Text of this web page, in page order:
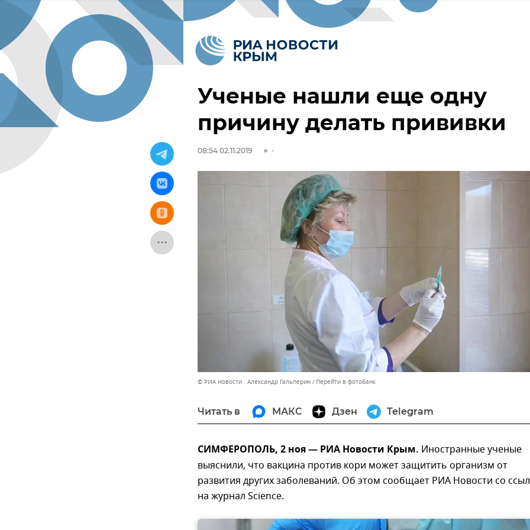
Ученые нашли еще одну
причину делать прививки
08:54 02.11.2019
© РИА Новости . Александр Гальперин Перейти в фотобанк
Читать в МАКС Дзен Telegram
СИМФЕРОПОЛЬ, 2 ноя — РИА Новости Крым. Иностранные ученые
выяснили, что вакцина против кори может защитить организм от
развития других заболеваний. Об этом сообщает РИА Новости со
на журнал Science.